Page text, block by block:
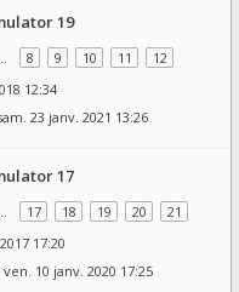
19
8 9 10 11
12
12:34
23 janv. 2021 13:26
17
17 18 19 20
21
17:20
ven. 10 janv. 2020 17:25